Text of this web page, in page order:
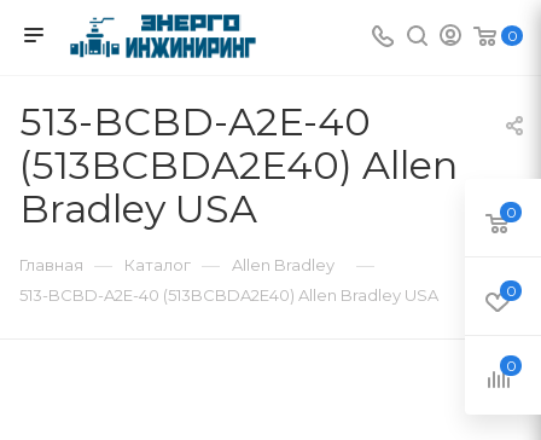
0
513-BCBD-A2E-40
(513BCBDA2E40) Allen
Bradley USA
Главная — Каталог — Allen Bradley —
513-BCBD-A2E-40 (513BCBDA2E40) Allen Bradley USA
0
0
0